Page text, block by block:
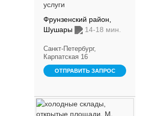
услуги
Фрунзенский район,
Шушары
14-18 мин.
Санкт-Петербург,
Карпатская 16
ОТПРАВИТЬ ЗАПРОС